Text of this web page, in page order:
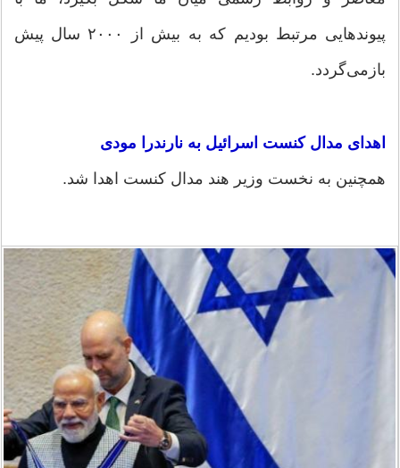
پیوندهایی مرتبط بودیم که به بیش از ۲۰۰۰ سال پیش
بازمی‌گردد.
اهدای مدال کنست اسرائیل به نارندرا مودی
همچنین به نخست وزیر هند مدال کنست اهدا شد.